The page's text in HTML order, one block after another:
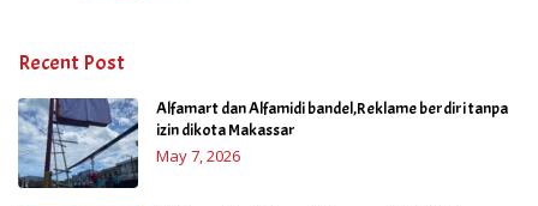
Recent Post
Alfamart dan Alfamidi bandel,Reklame berdiri tanpa
izin dikota Makassar
May 7, 2026